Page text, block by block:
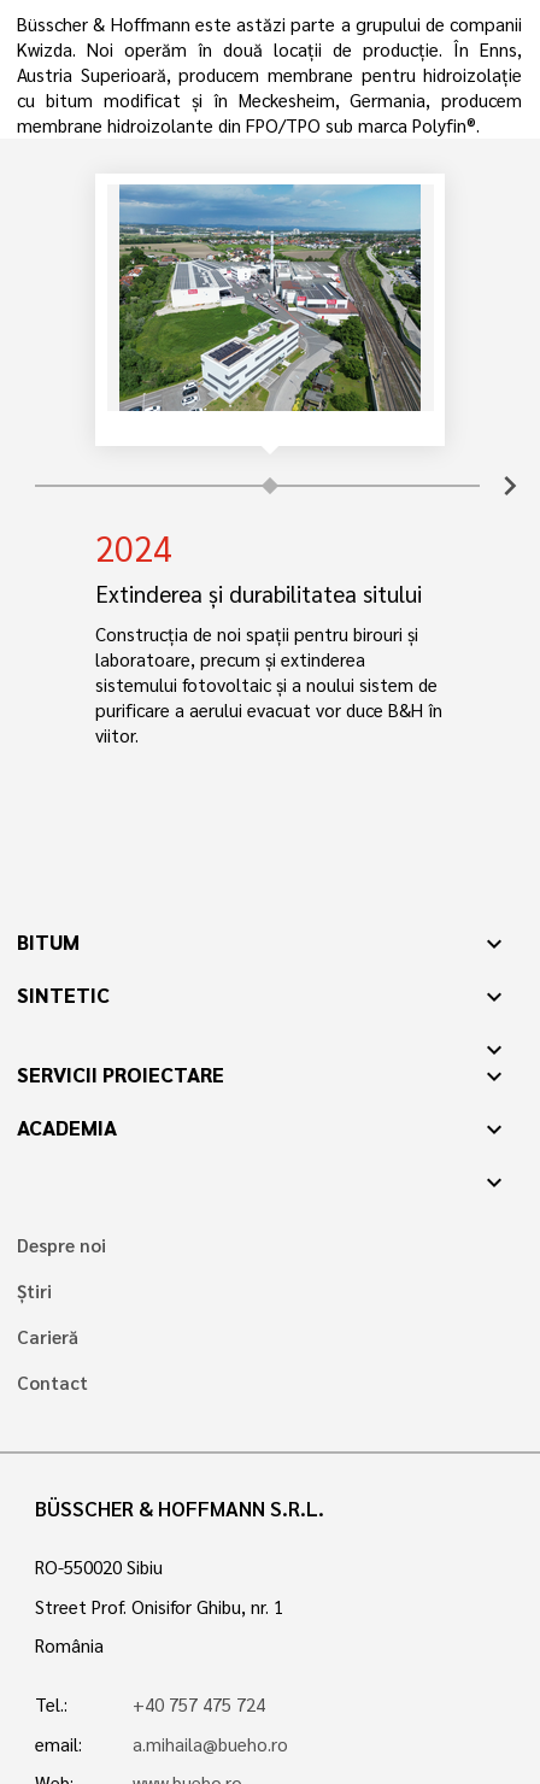
Büsscher & Hoffmann este astăzi parte a grupului de companii
Kwizda. Noi operăm în două locații de producție. În Enns,
Austria Superioară, producem membrane pentru hidroizolație
cu bitum modificat și în Meckesheim, Germania, producem
membrane hidroizolante din FPO/TPO sub marca Polyfin®.
2024
Extinderea și durabilitatea sitului
Construcția de noi spații pentru birouri și
laboratoare, precum și extinderea
sistemului fotovoltaic și a noului sistem de
purificare a aerului evacuat vor duce B&H în
viitor.
chevron_right
BITUM expand_more
SINTETIC
expand_more
expand_more
SERVICII PROIECTARE expand_more
ACADEMIA
expand_more
expand_more
Despre noi
Știri
Carieră
Contact
BÜSSCHER & HOFFMANN S.R.L.
RO-550020 Sibiu
Street Prof. Onisifor Ghibu, nr. 1
România
Tel.:
+40 757 475 724
email:
a.mihaila@bueho.ro